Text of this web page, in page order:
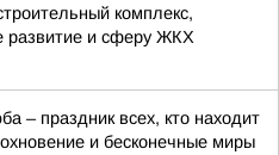
комплекс,
развитие и сферу ЖКХ
– праздник всех, кто находит
и бесконечные миры